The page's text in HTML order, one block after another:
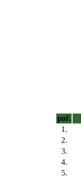
poř.
1.
2.
3.
4.
5.